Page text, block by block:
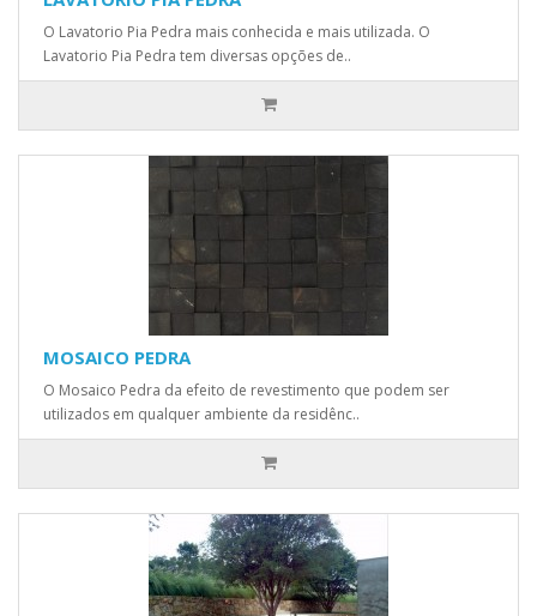
O Lavatorio Pia Pedra mais conhecida e mais utilizada. O
Lavatorio Pia Pedra tem diversas opções de..
MOSAICO PEDRA
O Mosaico Pedra da efeito de revestimento que podem ser
utilizados em qualquer ambiente da residênc..